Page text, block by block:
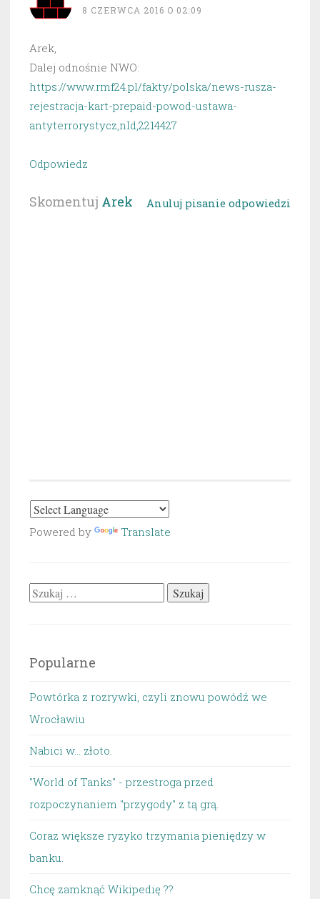
8 CZERWCA 2016 O 02:09
Arek,
Dalej odnośnie NWO:
https://www.rmf24.pl/fakty/polska/news-rusza-
rejestracja-kart-prepaid-powod-ustawa-
antyterrorystycz,nId,2214427
Odpowiedz
Skomentuj Arek Anuluj pisanie odpowiedzi
Powered by Translate
Szukaj:
Popularne
Powtórka z rozrywki, czyli znowu powódź we
Wrocławiu
Nabici w... złoto.
"World of Tanks" - przestroga przed
rozpoczynaniem "przygody" z tą grą.
Coraz większe ryzyko trzymania pieniędzy w
banku.
Chcę zamknąć Wikipedię ??